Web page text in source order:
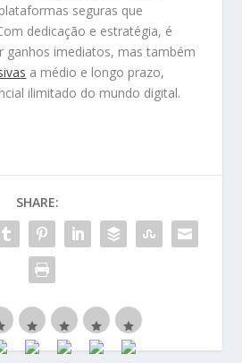
seguras que
dedicação e estratégia, é
ganhos imediatos, mas também
a médio e longo prazo,
ilimitado do mundo digital.
SHARE: